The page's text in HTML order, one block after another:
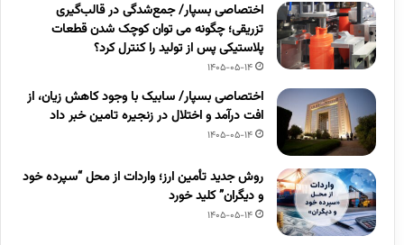
اختصاصی بسپار/ جمع‌شدگی در قالب‌گیری
تزریقی؛ چگونه می توان کوچک شدن قطعات
پلاستیکی پس از تولید را کنترل کرد؟
1405-05-14
اختصاصی بسپار/ سابیک با وجود کاهش زیان، از
افت درآمد و اختلال در زنجیره تامین خبر داد
1405-05-14
روش جدید تأمین ارز؛ واردات از محل “سپرده خود
و دیگران” کلید خورد
1405-05-14